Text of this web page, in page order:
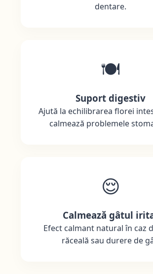
dentare.
🍽️
Suport digestiv
Ajută la echilibrarea florei
calmează problemele
😌
Calmează gâtul
Efect calmant natural în caz
răceală sau durere de